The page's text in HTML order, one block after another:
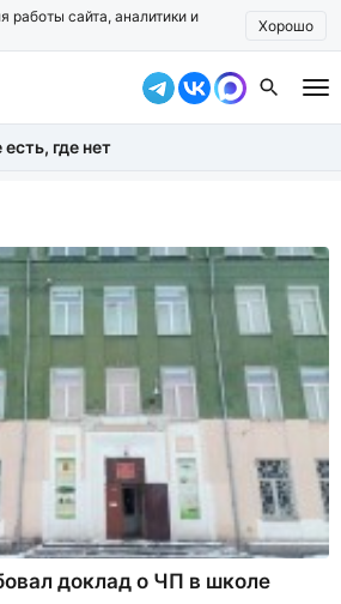
сайта, аналитики и
Хорошо
есть, где нет
доклад о ЧП в школе